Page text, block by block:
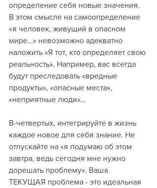
определение себя новые значения.
В этом смысле на самоопределение
«я человек, живущий в опасном
мире…» невозможно адекватно
наложить «Я тот, кто определяет свою
реальность». Например, вас всегда
будут преследовать «вредные
продукты», «опасные места»,
«неприятные люди»…
В-четвертых, интегрируйте в жизнь
каждое новое для себя знание. Не
отпускайте на «я подумаю об этом
завтра, ведь сегодня мне нужно
дорешать проблему». Ваша
ТЕКУЩАЯ проблема - это идеальная